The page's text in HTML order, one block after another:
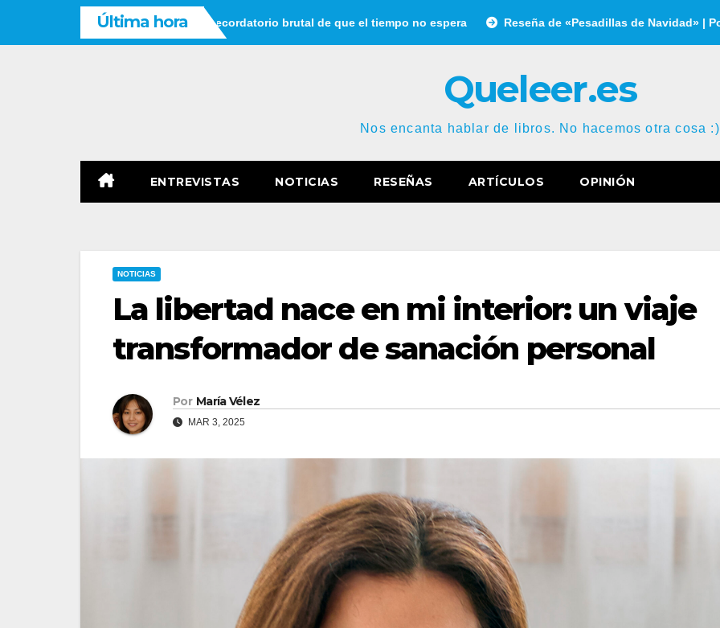
Última hora
que tienes tiempo: un recordatorio brutal de que el tiempo no espera Reseña de «Pesadillas de Navidad» | Por Gonzalo
Queleer.es
Nos encanta hablar de libros. No hacemos otra cosa :)
ENTREVISTAS NOTICIAS RESEÑAS ARTÍCULOS OPINIÓN
NOTICIAS
La libertad nace en mi interior: un viaje
transformador de sanación personal
Por María Vélez
MAR 3, 2025